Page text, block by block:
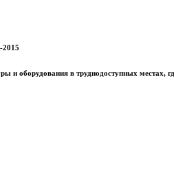
2015
оборудования в труднодоступных местах,